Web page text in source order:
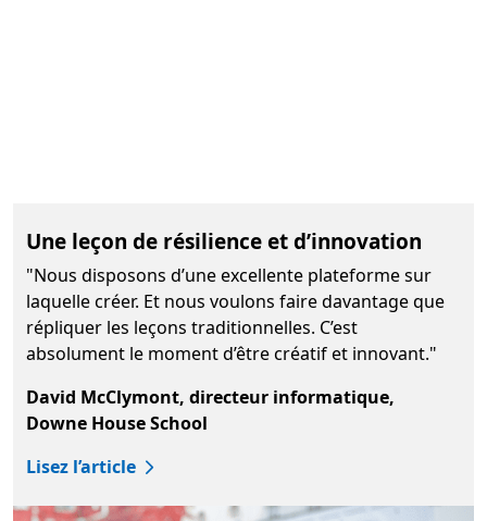
Une leçon de résilience et d’innovation
"Nous disposons d’une excellente plateforme sur
laquelle créer. Et nous voulons faire davantage que
répliquer les leçons traditionnelles. C’est
absolument le moment d’être créatif et innovant."
David McClymont, directeur informatique,
Downe House School
Lisez l’article